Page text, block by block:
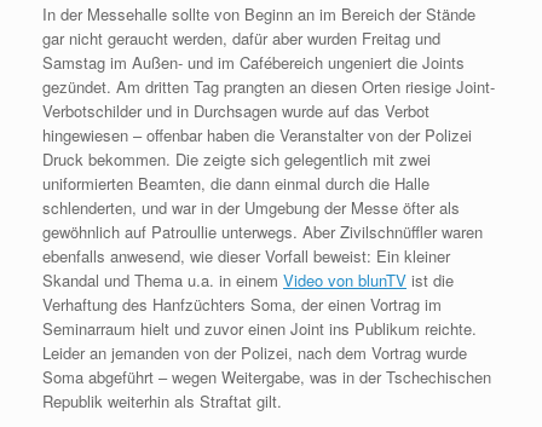
In der Messehalle sollte von Beginn an im Bereich der Stände
gar nicht geraucht werden, dafür aber wurden Freitag und
Samstag im Außen- und im Cafébereich ungeniert die Joints
gezündet. Am dritten Tag prangten an diesen Orten riesige Joint-
Verbotschilder und in Durchsagen wurde auf das Verbot
hingewiesen – offenbar haben die Veranstalter von der Polizei
Druck bekommen. Die zeigte sich gelegentlich mit zwei
uniformierten Beamten, die dann einmal durch die Halle
schlenderten, und war in der Umgebung der Messe öfter als
gewöhnlich auf Patroullie unterwegs. Aber Zivilschnüffler waren
ebenfalls anwesend, wie dieser Vorfall beweist: Ein kleiner
Skandal und Thema u.a. in einem Video von blunTV ist die
Verhaftung des Hanfzüchters Soma, der einen Vortrag im
Seminarraum hielt und zuvor einen Joint ins Publikum reichte.
Leider an jemanden von der Polizei, nach dem Vortrag wurde
Soma abgeführt – wegen Weitergabe, was in der Tschechischen
Republik weiterhin als Straftat gilt.